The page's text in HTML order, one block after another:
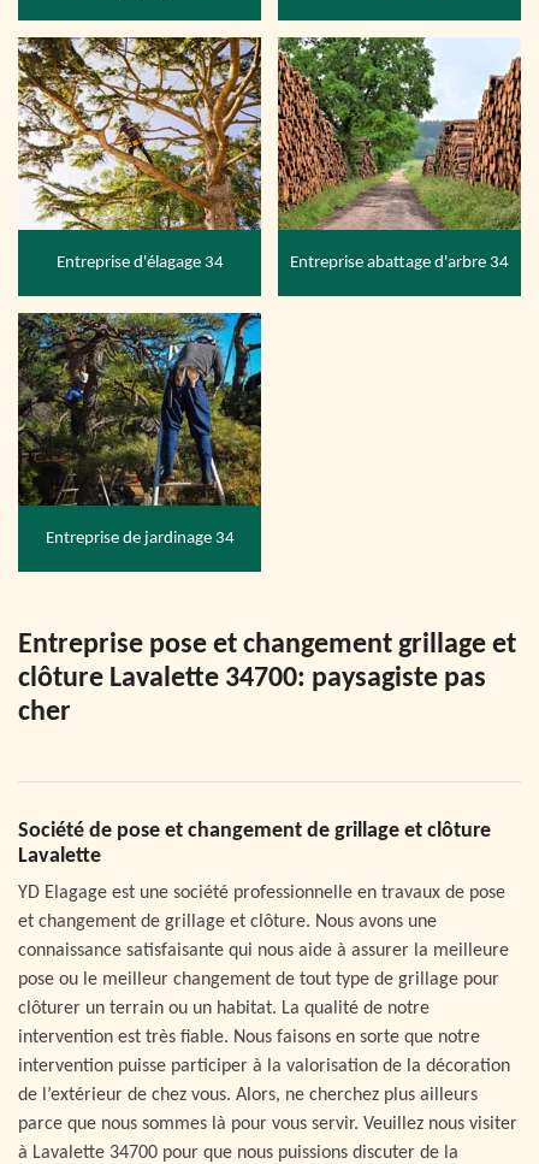
Entreprise d'élagage 34 Entreprise abattage d'arbre 34
Entreprise de jardinage 34
Entreprise pose et changement grillage et
clôture Lavalette 34700: paysagiste pas
cher
Société de pose et changement de grillage et clôture
Lavalette
YD Elagage est une société professionnelle en travaux de pose
et changement de grillage et clôture. Nous avons une
connaissance satisfaisante qui nous aide à assurer la meilleure
pose ou le meilleur changement de tout type de grillage pour
clôturer un terrain ou un habitat. La qualité de notre
intervention est très fiable. Nous faisons en sorte que notre
intervention puisse participer à la valorisation de la décoration
de l’extérieur de chez vous. Alors, ne cherchez plus ailleurs
parce que nous sommes là pour vous servir. Veuillez nous visiter
à Lavalette 34700 pour que nous puissions discuter de la